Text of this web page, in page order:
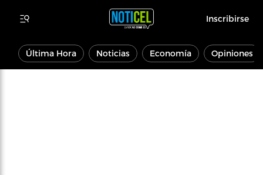
Inscribirse
Última Hora Noticias Economía Opiniones